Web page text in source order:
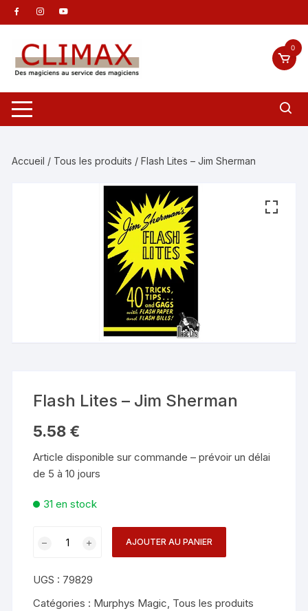
Aller
au
contenu
0
Accueil / Tous les produits / Flash Lites – Jim Sherman
Flash Lites – Jim Sherman
5.58 €
Article disponible sur commande – prévoir un délai
de 5 à 10 jours
31 en stock
Lites
-
AJOUTER AU PANIER
UGS : 79829
Catégories : Murphys Magic, Tous les produits